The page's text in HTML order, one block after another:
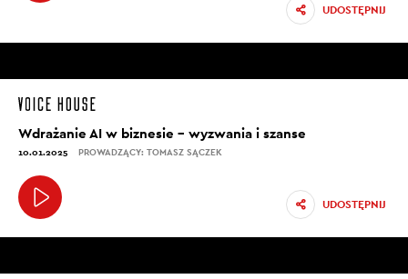
UDOSTĘPNIJ
Wdrażanie AI w biznesie – wyzwania i szanse
10.01.2025 PROWADZĄCY: TOMASZ SĄCZEK
UDOSTĘPNIJ